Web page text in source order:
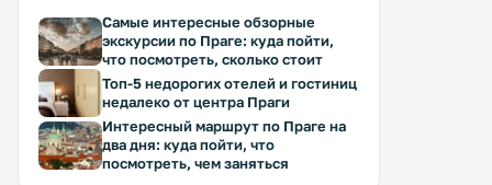
Самые интересные обзорные
экскурсии по Праге: куда пойти,
что посмотреть, сколько стоит
Топ-5 недорогих отелей и гостиниц
недалеко от центра Праги
Интересный маршрут по Праге на
два дня: куда пойти, что
посмотреть, чем заняться